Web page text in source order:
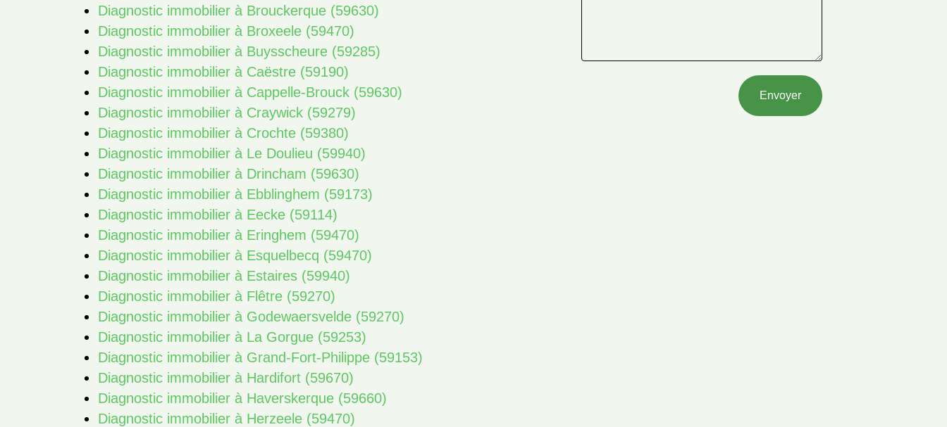
Diagnostic immobilier à Brouckerque (59630)
Diagnostic immobilier à Broxeele (59470)
Diagnostic immobilier à Buysscheure (59285)
Diagnostic immobilier à Caëstre (59190)
Diagnostic immobilier à Cappelle-Brouck (59630)
Diagnostic immobilier à Craywick (59279)
Diagnostic immobilier à Crochte (59380)
Diagnostic immobilier à Le Doulieu (59940)
Diagnostic immobilier à Drincham (59630)
Diagnostic immobilier à Ebblinghem (59173)
Diagnostic immobilier à Eecke (59114)
Diagnostic immobilier à Eringhem (59470)
Diagnostic immobilier à Esquelbecq (59470)
Diagnostic immobilier à Estaires (59940)
Diagnostic immobilier à Flêtre (59270)
Diagnostic immobilier à Godewaersvelde (59270)
Diagnostic immobilier à La Gorgue (59253)
Diagnostic immobilier à Grand-Fort-Philippe (59153)
Diagnostic immobilier à Hardifort (59670)
Diagnostic immobilier à Haverskerque (59660)
Diagnostic immobilier à Herzeele (59470)
Envoyer